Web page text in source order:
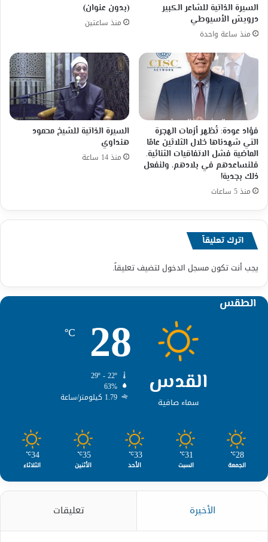
السيرة الذاتية للشاعر الكبير
درويش الأسيوطي
منذ ساعة واحدة
(بدون عنوان)
منذ ساعتين
فؤاد عودة: تُظهر أزمات الهجرة
التي شهدناها خلال الثلاثين عامًا
الماضية فشل الاتفاقيات الثنائية.
فلنساعدهم في بلادهم، ولنفعل
ذلك بجدية!
منذ 5 ساعات
السيرة الذاتية للشيخ محمود
هنداوي
منذ 14 ساعة
اترك تعليقاً
يجب أنت تكونمسجل الدخول لتضيف تعليقاً.
الطقس
القدس
سماء صافية
28
℃
63%
1.79 كيلومتر/ساعة
28
℃
الجمعة
31
℃
السبت
33
℃
الأحد
35
℃
الأثنين
34
℃
الثلاثاء
الأخيرة تعليقات